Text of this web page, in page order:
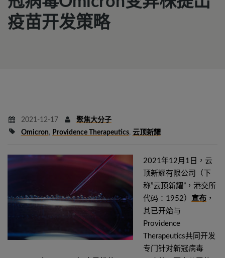
疫苗开发策略
2021-12-17
聚焦大分子
Omicron, Providence Therapeutics, 云顶新耀
2021年12月1日，云
顶新耀有限公司（下
称”云顶新耀”，港交所
代码：1952） 宣布 ，
其已开始与
Providence
Therapeutics共同开发
专门针对新冠病毒